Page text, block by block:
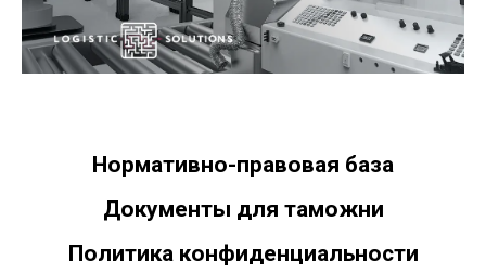
Нормативно-правовая база
Документы для таможни
Политика конфиденциальности